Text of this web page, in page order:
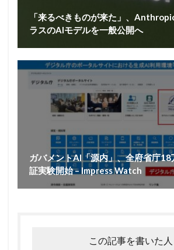
「来るべきものが来た」、
ラスのAIモデルを一般公開へ
ガバメントAI「源内」、全府省庁
証実験開始 – Impress Watch
この記事を書いた人